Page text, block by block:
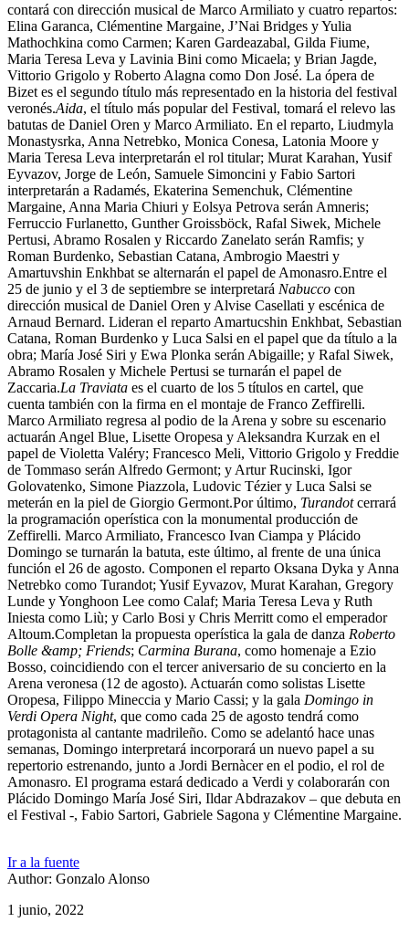
contará con dirección musical de Marco Armiliato y cuatro repartos:
Elina Garanca, Clémentine Margaine, J’Nai Bridges y Yulia
Mathochkina como Carmen; Karen Gardeazabal, Gilda Fiume,
Maria Teresa Leva y Lavinia Bini como Micaela; y Brian Jagde,
Vittorio Grigolo y Roberto Alagna como Don José. La ópera de
Bizet es el segundo título más representado en la historia del festival
veronés.Aida, el título más popular del Festival, tomará el relevo las
batutas de Daniel Oren y Marco Armiliato. En el reparto, Liudmyla
Monastysrka, Anna Netrebko, Monica Conesa, Latonia Moore y
Maria Teresa Leva interpretarán el rol titular; Murat Karahan, Yusif
Eyvazov, Jorge de León, Samuele Simoncini y Fabio Sartori
interpretarán a Radamés, Ekaterina Semenchuk, Clémentine
Margaine, Anna Maria Chiuri y Eolsya Petrova serán Amneris;
Ferruccio Furlanetto, Gunther Groissböck, Rafal Siwek, Michele
Pertusi, Abramo Rosalen y Riccardo Zanelato serán Ramfis; y
Roman Burdenko, Sebastian Catana, Ambrogio Maestri y
Amartuvshin Enkhbat se alternarán el papel de Amonasro.Entre el
25 de junio y el 3 de septiembre se interpretará Nabucco con
dirección musical de Daniel Oren y Alvise Casellati y escénica de
Arnaud Bernard. Lideran el reparto Amartucshin Enkhbat, Sebastian
Catana, Roman Burdenko y Luca Salsi en el papel que da título a la
obra; María José Siri y Ewa Plonka serán Abigaille; y Rafal Siwek,
Abramo Rosalen y Michele Pertusi se turnarán el papel de
Zaccaria.La Traviata es el cuarto de los 5 títulos en cartel, que
cuenta también con la firma en el montaje de Franco Zeffirelli.
Marco Armiliato regresa al podio de la Arena y sobre su escenario
actuarán Angel Blue, Lisette Oropesa y Aleksandra Kurzak en el
papel de Violetta Valéry; Francesco Meli, Vittorio Grigolo y Freddie
de Tommaso serán Alfredo Germont; y Artur Rucinski, Igor
Golovatenko, Simone Piazzola, Ludovic Tézier y Luca Salsi se
meterán en la piel de Giorgio Germont.Por último, Turandotcerrará
la programación operística con la monumental producción de
Zeffirelli. Marco Armiliato, Francesco Ivan Ciampa y Plácido
Domingo se turnarán la batuta, este último, al frente de una única
función el 26 de agosto. Componen el reparto Oksana Dyka y Anna
Netrebko como Turandot; Yusif Eyvazov, Murat Karahan, Gregory
Lunde y Yonghoon Lee como Calaf; Maria Teresa Leva y Ruth
Iniesta como Liù; y Carlo Bosi y Chris Merritt como el emperador
Altoum.Completan la propuesta operística la gala de danza Roberto
Bolle &amp; Friends; Carmina Burana, como homenaje a Ezio
Bosso, coincidiendo con el tercer aniversario de su concierto en la
Arena veronesa (12 de agosto). Actuarán como solistas Lisette
Oropesa, Filippo Mineccia y Mario Cassi; y la gala Domingo in
Verdi Opera Night, que como cada 25 de agosto tendrá como
protagonista al cantante madrileño. Como se adelantó hace unas
semanas, Domingo interpretará incorporará un nuevo papel a su
repertorio estrenando, junto a Jordi Bernàcer en el podio, el rol de
Amonasro. El programa estará dedicado a Verdi y colaborarán con
Plácido Domingo María José Siri, Ildar Abdrazakov – que debuta en
el Festival -, Fabio Sartori, Gabriele Sagona y Clémentine Margaine.
Ir a la fuente
Author: Gonzalo Alonso
1 junio, 2022